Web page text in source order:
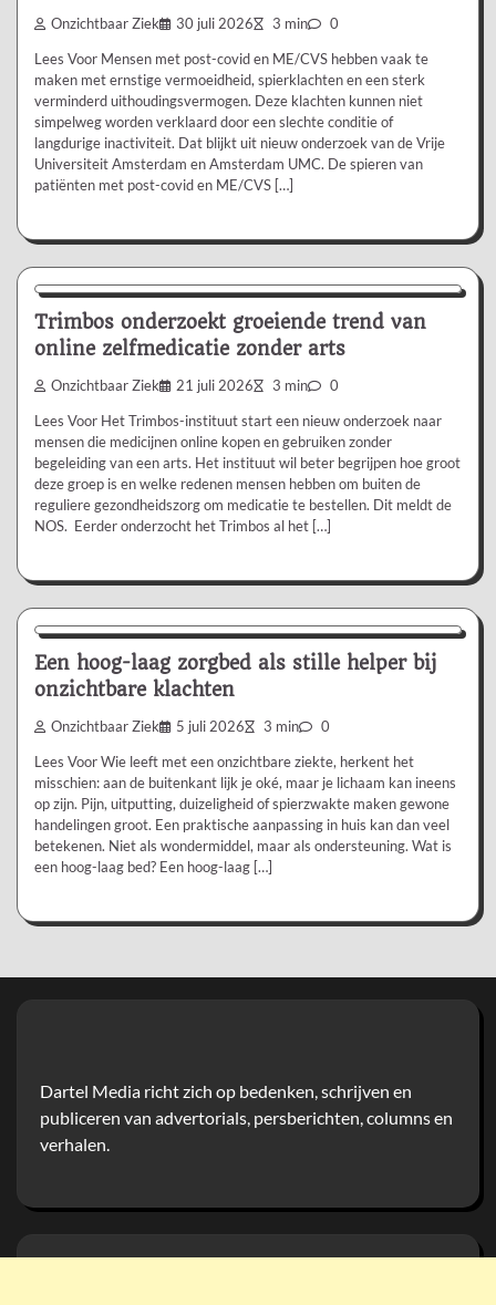
Onzichtbaar Ziek 30 juli 2026 3 min 0
Lees Voor Mensen met post-covid en ME/CVS hebben vaak te
maken met ernstige vermoeidheid, spierklachten en een sterk
verminderd uithoudingsvermogen. Deze klachten kunnen niet
simpelweg worden verklaard door een slechte conditie of
langdurige inactiviteit. Dat blijkt uit nieuw onderzoek van de Vrije
Universiteit Amsterdam en Amsterdam UMC. De spieren van
patiënten met post-covid en ME/CVS […]
Nieuws/Informatie
Trimbos onderzoekt groeiende trend van
online zelfmedicatie zonder arts
Onzichtbaar Ziek 21 juli 2026 3 min 0
Lees Voor Het Trimbos-instituut start een nieuw onderzoek naar
mensen die medicijnen online kopen en gebruiken zonder
begeleiding van een arts. Het instituut wil beter begrijpen hoe groot
deze groep is en welke redenen mensen hebben om buiten de
reguliere gezondheidszorg om medicatie te bestellen. Dit meldt de
NOS. Eerder onderzocht het Trimbos al het […]
Aanbevolen
Een hoog-laag zorgbed als stille helper bij
onzichtbare klachten
Onzichtbaar Ziek 5 juli 2026 3 min 0
Lees Voor Wie leeft met een onzichtbare ziekte, herkent het
misschien: aan de buitenkant lijk je oké, maar je lichaam kan ineens
op zijn. Pijn, uitputting, duizeligheid of spierzwakte maken gewone
handelingen groot. Een praktische aanpassing in huis kan dan veel
betekenen. Niet als wondermiddel, maar als ondersteuning. Wat is
een hoog-laag bed? Een hoog-laag […]
Dartel Media richt zich op bedenken, schrijven en
publiceren van advertorials, persberichten, columns en
verhalen.